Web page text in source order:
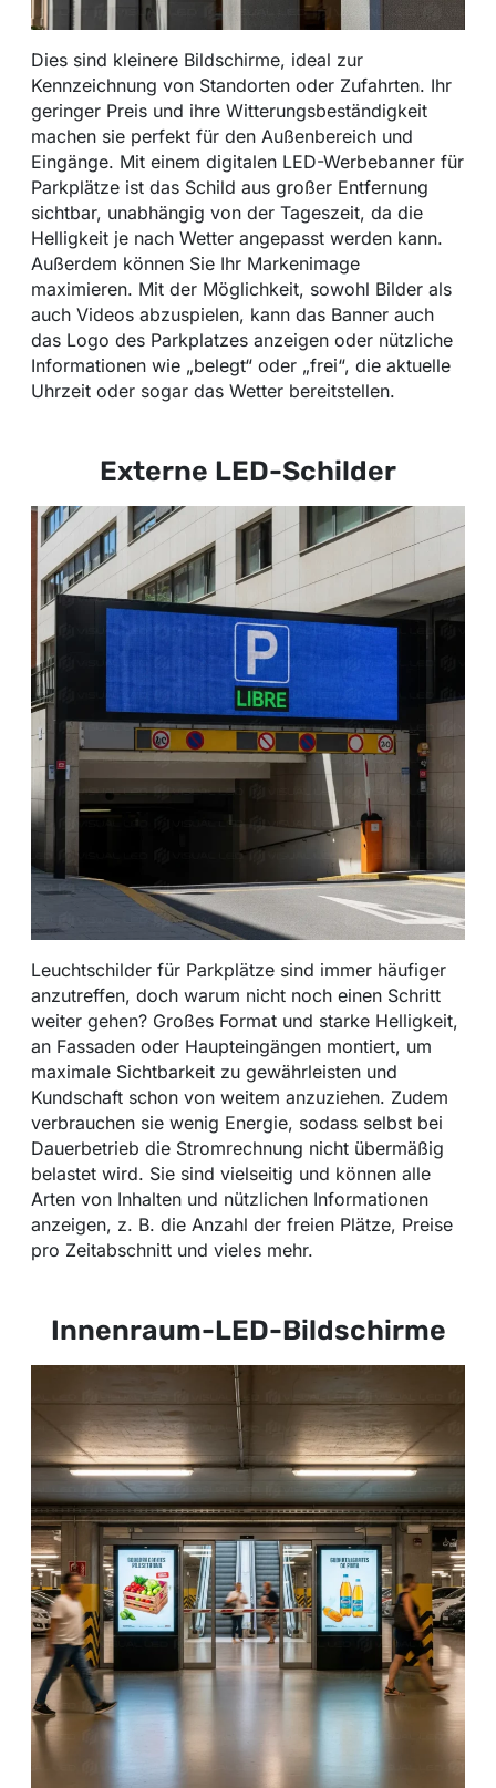
Dies sind kleinere Bildschirme, ideal zur
Kennzeichnung von Standorten oder Zufahrten. Ihr
geringer Preis und ihre Witterungsbeständigkeit
machen sie perfekt für den Außenbereich und
Eingänge. Mit einem digitalen LED-Werbebanner für
Parkplätze ist das Schild aus großer Entfernung
sichtbar, unabhängig von der Tageszeit, da die
Helligkeit je nach Wetter angepasst werden kann.
Außerdem können Sie Ihr Markenimage
maximieren. Mit der Möglichkeit, sowohl Bilder als
auch Videos abzuspielen, kann das Banner auch
das Logo des Parkplatzes anzeigen oder nützliche
Informationen wie „belegt“ oder „frei“, die aktuelle
Uhrzeit oder sogar das Wetter bereitstellen.
Externe LED-Schilder
Leuchtschilder für Parkplätze sind immer häufiger
anzutreffen, doch warum nicht noch einen Schritt
weiter gehen? Großes Format und starke Helligkeit,
an Fassaden oder Haupteingängen montiert, um
maximale Sichtbarkeit zu gewährleisten und
Kundschaft schon von weitem anzuziehen. Zudem
verbrauchen sie wenig Energie, sodass selbst bei
Dauerbetrieb die Stromrechnung nicht übermäßig
belastet wird. Sie sind vielseitig und können alle
Arten von Inhalten und nützlichen Informationen
anzeigen, z. B. die Anzahl der freien Plätze, Preise
pro Zeitabschnitt und vieles mehr.
Innenraum-LED-Bildschirme